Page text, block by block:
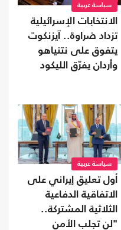
سياسة عربية
الانتخابات الإسرائيلية
تزداد ضراوة.. آيزنكوت
يتفوق على نتنياهو
وأردان يفرّق الليكود
سياسة عربية
أول تعليق إيراني على
الاتفاقية الدفاعية
الثلاثية المشتركة..
"لن تجلب الأمن